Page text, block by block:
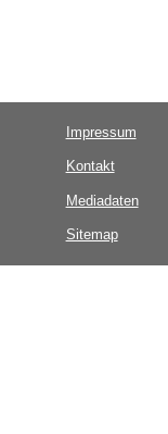
Impressum
Kontakt
Mediadaten
Sitemap